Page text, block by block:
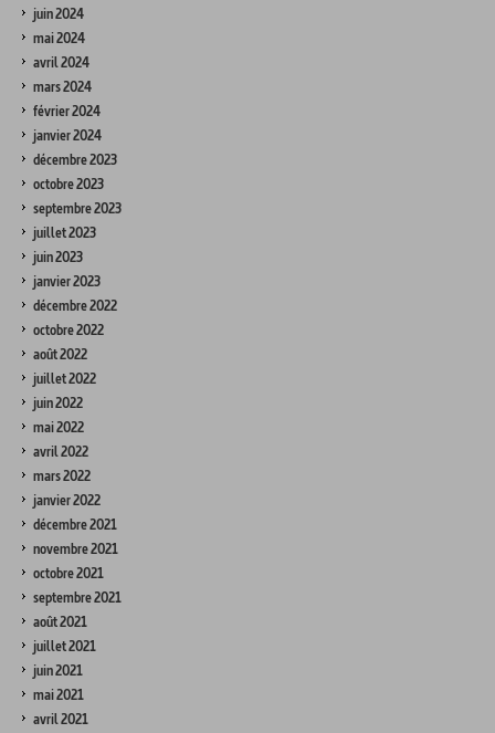
juin 2024
mai 2024
avril 2024
mars 2024
février 2024
janvier 2024
décembre 2023
octobre 2023
septembre 2023
juillet 2023
juin 2023
janvier 2023
décembre 2022
octobre 2022
août 2022
juillet 2022
juin 2022
mai 2022
avril 2022
mars 2022
janvier 2022
décembre 2021
novembre 2021
octobre 2021
septembre 2021
août 2021
juillet 2021
juin 2021
mai 2021
avril 2021